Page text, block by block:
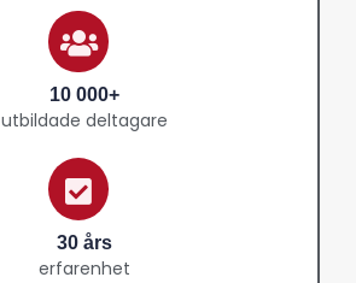
10 000+
utbildade deltagare
30 års
erfarenhet